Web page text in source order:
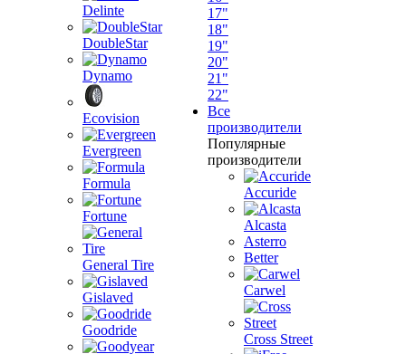
Delinte
DoubleStar
Dynamo
Ecovision
Evergreen
Formula
Fortune
General Tire
Gislaved
Goodride
17"
18"
19"
20"
21"
22"
Все
производители
Популярные
производители
Accuride
Alcasta
Asterro
Better
Carwel
Cross Street